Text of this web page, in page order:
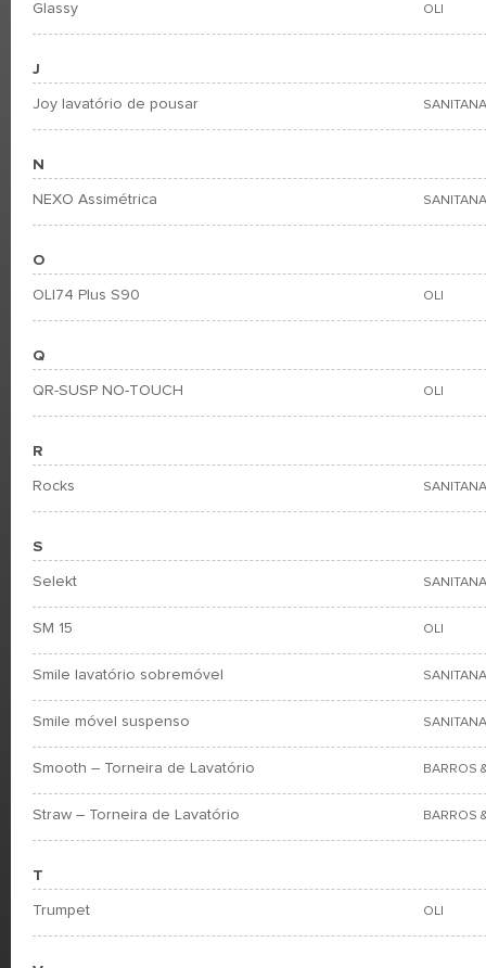
Glassy OLI
J
Joy lavatório de pousar
N
NEXO Assimétrica
O
OLI74 Plus S90 OLI
Q
QR-SUSP NO-TOUCH OLI
R
Rocks
S
Selekt
SM 15 OLI
Smile lavatório sobremóvel
Smile móvel suspenso
Smooth – Torneira de Lavatório BARROS
Straw – Torneira de Lavatório BARROS
T
Trumpet OLI